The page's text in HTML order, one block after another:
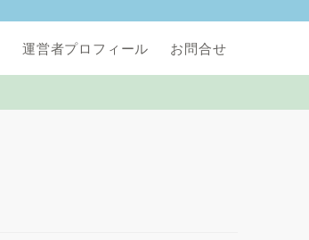
運営者プロフィール お問合せ